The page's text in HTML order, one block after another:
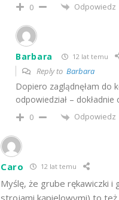
0 Odpowiedz
Barbara 12 lat temu
Reply to Barbara
Dopiero zaglądnęłam do
odpowiedział –
0 Odpowiedz
Caro 12 lat temu
Myślę, że grube rękawiczki
strojami kąpielowymi) to